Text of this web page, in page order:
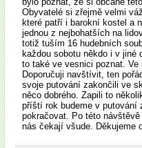
Obyvatelé si zřejmě velmi
které patří i barokní kostel a
jednou z nejbohatších na
totiž tuším 16 hudebních
každou sobotu někdo i v jiné
to také ve vesnici poznat.
Doporučuji navštívit, ten
svoje putování zakončili ve
něco dobrého. Zapili to
příští rok budeme v
pokračovat. Po této
nás čekají všude. Děkujeme